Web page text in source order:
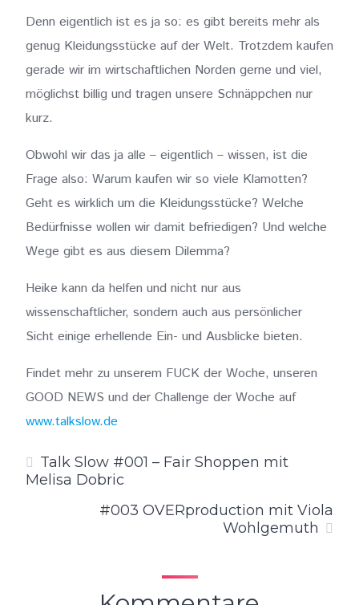
Denn eigentlich ist es ja so: es gibt bereits mehr als
genug Kleidungsstücke auf der Welt. Trotzdem kaufen
gerade wir im wirtschaftlichen Norden gerne und viel,
möglichst billig und tragen unsere Schnäppchen nur
kurz.
Obwohl wir das ja alle – eigentlich – wissen, ist die
Frage also: Warum kaufen wir so viele Klamotten?
Geht es wirklich um die Kleidungsstücke? Welche
Bedürfnisse wollen wir damit befriedigen? Und welche
Wege gibt es aus diesem Dilemma?
Heike kann da helfen und nicht nur aus
wissenschaftlicher, sondern auch aus persönlicher
Sicht einige erhellende Ein- und Ausblicke bieten.
Findet mehr zu unserem FUCK der Woche, unseren
GOOD NEWS und der Challenge der Woche auf
www.talkslow.de
Talk Slow #001 – Fair Shoppen mit
Melisa Dobric
#003 OVERproduction mit Viola
Wohlgemuth